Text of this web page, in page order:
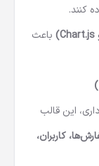
کنند.
باعث
داری، این قالب
کاربران،